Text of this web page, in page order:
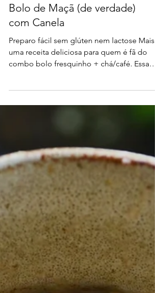
Bolo de Maçã (de verdade)
com Canela
Preparo fácil sem glúten nem lactose Mais
uma receita deliciosa para quem é fã do
versão de maçã...